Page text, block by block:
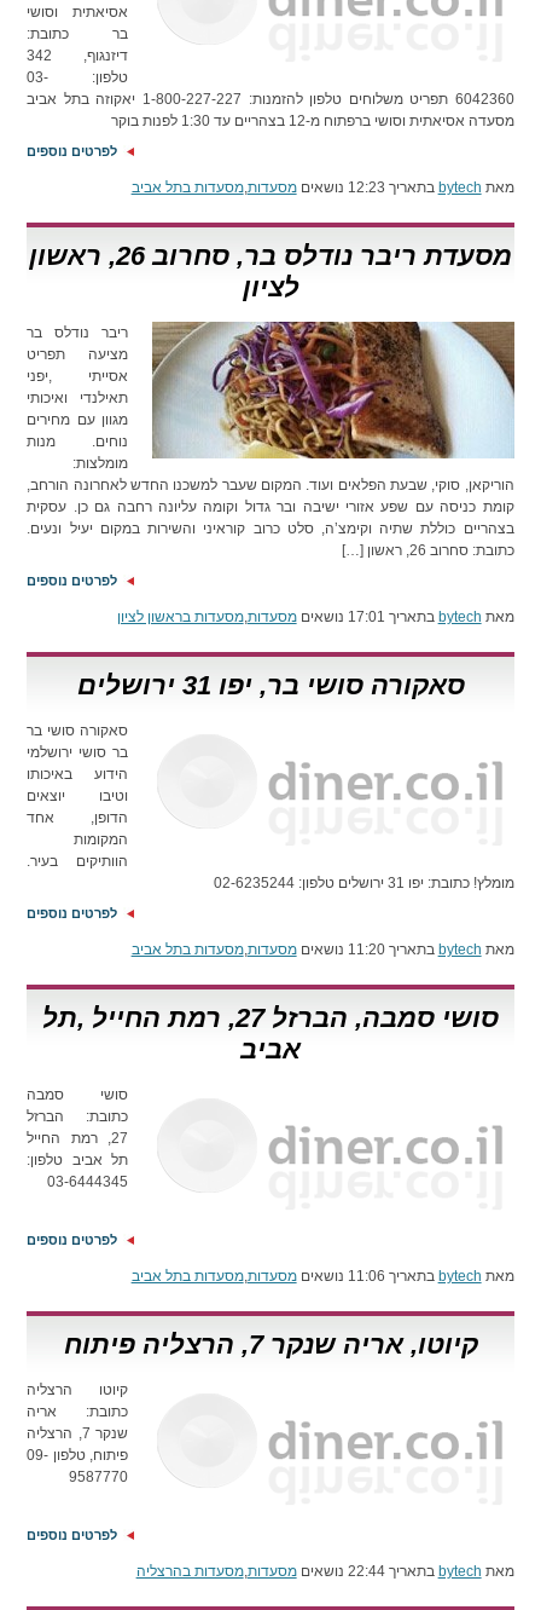
אסיאתית וסושי
בר כתובת:
דיזנגוף, 342
טלפון: 03-
6042360 תפריט משלוחים טלפון להזמנות: 1-800-227-227 יאקוזה בתל אביב
מסעדה אסיאתית וסושי ברפתוח מ-12 בצהריים עד 1:30 לפנות בוקר
לפרטים נוספים
מאת bytech בתאריך 12:23 נושאים מסעדות,מסעדות בתל אביב
מסעדת ריבר נודלס בר, סחרוב 26, ראשון
לציון
ריבר נודלס בר
מציעה תפריט
אסייתי ,יפני
תאילנדי ואיכותי
מגוון עם מחירים
נוחים. מנות
מומלצות:
הוריקאן, סוקי, שבעת הפלאים ועוד. המקום שעבר למשכנו החדש לאחרונה הורחב,
קומת כניסה עם שפע אזורי ישיבה ובר גדול וקומה עליונה רחבה גם כן. עסקית
בצהריים כוללת שתיה וקימצ’ה, סלט כרוב קוראיני והשירות במקום יעיל ונעים.
כתובת: סחרוב 26, ראשון […]
לפרטים נוספים
מאת bytech בתאריך 17:01 נושאים מסעדות,מסעדות בראשון לציון
סאקורה סושי בר, יפו 31 ירושלים
סאקורה סושי בר
בר סושי ירושלמי
הידוע באיכותו
וטיבו יוצאים
הדופן, אחד
המקומות
הוותיקים בעיר.
מומלץ! כתובת: יפו 31 ירושלים טלפון: 02-6235244
לפרטים נוספים
מאת bytech בתאריך 11:20 נושאים מסעדות,מסעדות בתל אביב
סושי סמבה, הברזל 27, רמת החייל ,תל
אביב
סושי סמבה
כתובת: הברזל
27, רמת החייל
תל אביב טלפון:
03-6444345
לפרטים נוספים
מאת bytech בתאריך 11:06 נושאים מסעדות,מסעדות בתל אביב
קיוטו, אריה שנקר 7, הרצליה פיתוח
קיוטו הרצליה
כתובת: אריה
שנקר 7, הרצליה
פיתוח, טלפון 09-
9587770
לפרטים נוספים
מאת bytech בתאריך 22:44 נושאים מסעדות,מסעדות בהרצליה